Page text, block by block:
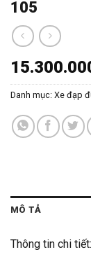
105
Danh mục: Xe đạp
MÔ TẢ
Thông tin chi tiết: